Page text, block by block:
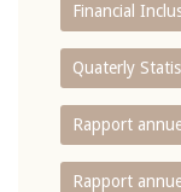
Financial
Quaterly
Rapport
Rapport